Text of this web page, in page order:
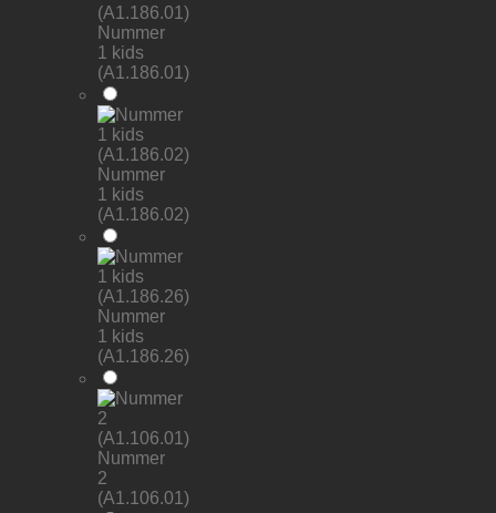
Nummer
1 kids
(A1.186.01)
Nummer
1 kids
(A1.186.02)
Nummer
1 kids
(A1.186.26)
Nummer
2
(A1.106.01)